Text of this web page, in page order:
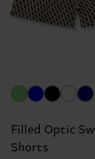
Filled Optic
Shorts